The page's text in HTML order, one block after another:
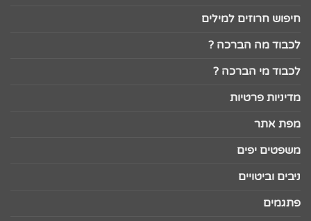
חיפוש חרוזים למילים
לכבוד מה הברכה ?
לכבוד מי הברכה ?
מדיניות פרטיות
מפת אתר
משפטים יפים
ניבים וביטויים
פתגמים